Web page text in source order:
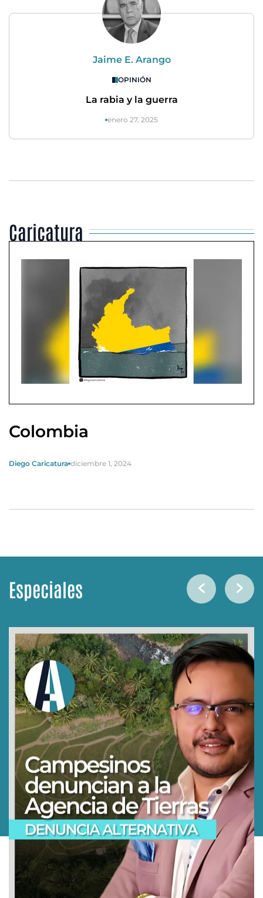
Jaime E. Arango
OPINIÓN
La rabia y la guerra
enero 27, 2025
Caricatura
Colombia
Diego Caricatura diciembre 1, 2024
Especiales